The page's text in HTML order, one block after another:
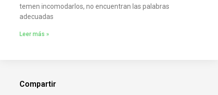
temen incomodarlos, no encuentran las palabras
adecuadas
Leer más »
Compartir